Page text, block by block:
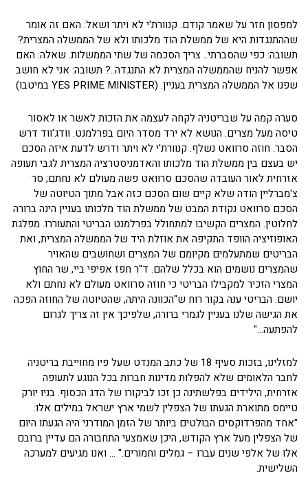
למפסון חזר על שאמר קודם. קנוורת'י לא ויתר ושאל: האם זה אומר
שההתנגדות היא של ממשלת הוד מלכותו ולא של הממשלה המצרית?
תשובה: כפי שהסברתי.. צריך הסכמה של שתי הממשלות. שאלה: האם
אפשר להניח שהממשלה המצרית לא התנגדה..? תשובה: אני לא חושב
שפנו אל הממשלה המצרית בעניין. (YES PRIME MINISTER במיטבו)
סערה קמה על שבריטניה לקחה לעצמה את הזכות לאשר או לאסור
טיסה מעל מצרים. הנושא לא ירד מסדר היום בפרלמנט. וודג'ווד דרש
הסבר. חוזה סרוואט נשלף. קנוורת'י לא ויתר ודרש לדעת איזה הסכם
יש בעצם בין ממשלת הוד מלכותו והאדמניסטרציה המצרית לגבי תעופה
אזרחית לאור העובדה שהסכם סרוואט פשה מעולם לא נחתם; סר
צ'מברליין הודה שלא קיים שום הסכם כזה אבל מתוך הטיוטה של
הסכם סרוואט נקודת המבט של ממשלת הוד מלכותו בעניין הינה ברורה
לחלוטין. המצרים הקשיבו למתחולל בפרלמנט הבריטי והתעוררו. מפלגת
האופוזיציה הוופד התקיפה את אוזלת היד של הממשלה המצרית, ואת
הבריטים שמתעלמים מקיומם של המצרים ושחושבים שהאויר
שהמצרים נושמים הוא בכלל שלהם. ד"ר חפז אפיפי ביי, שר החוץ
המצרי הזכיר למקבילו הבריטי כי חוזה סרוואט מעולם לא נחתם ולא
יושם. הבריטי ענה בקור רוח ש"הכוונה היתה, שהטיוטה של החוזה הפכה
את הגישה שלנו בעניין לגמרי ברורה, שלפיכך אין זה צריך לגרום
להפתעה…"
למזלינו, בזכות סעיף 18 של כתב המנדט שעל פיו מחוייבת בריטניה
לחבר הלאומים שלא להפלות מדינות חברות בכל הנוגע לתעופה
אזרחית, הילידים בפלשתינה כן זכו לביקורו של הדג הכסוף. בניו יורק
טיימס מתוארת הגעתו של הצפלין לשמי ארץ ישראל במילים אלו:
"אחד מהפרדוקסים הבולטים ביותר של הזמן המודרני היה הגעתו היום
של הצפלין מעל ארץ הקודש, היכן שאמצעי התחבורה הם עדיין ברובם
אלו של אלפי שנים עברו – גמלים וחמורים." … ואנו מגיעים למערכה
השלישית.